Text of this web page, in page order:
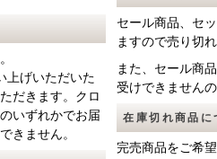
上げいただいた
だきます。クロ
いずれかでお届
きません。
セール商品、セ
ますので売り切
また、セール商
受けできません
在庫切れ商品に
完売商品をご希